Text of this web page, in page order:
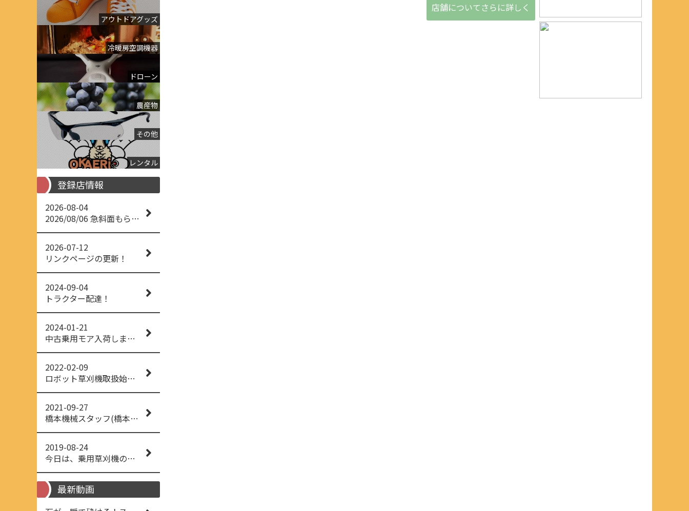
アウトドアグッズ
冷暖房空調機器
ドローン
農産物
その他
レンタル
登録店情報
2026-08-04
2026/08/06 急斜面もらくらく草刈り
2026-07-12
リンクページの更新！
2024-09-04
トラクター配達！
2024-01-21
中古乗用モア入荷しました！
2022-02-09
ロボット草刈機取扱始めました！
2021-09-27
橋本機械スタッフ(橋本機械(株))
2019-08-24
今日は、乗用草刈機の納品でした！ 流行りの、4WD！ #イセキアグリ #オーレック #四駆 #増税間近
最新動画
店舗についてさらに詳しく